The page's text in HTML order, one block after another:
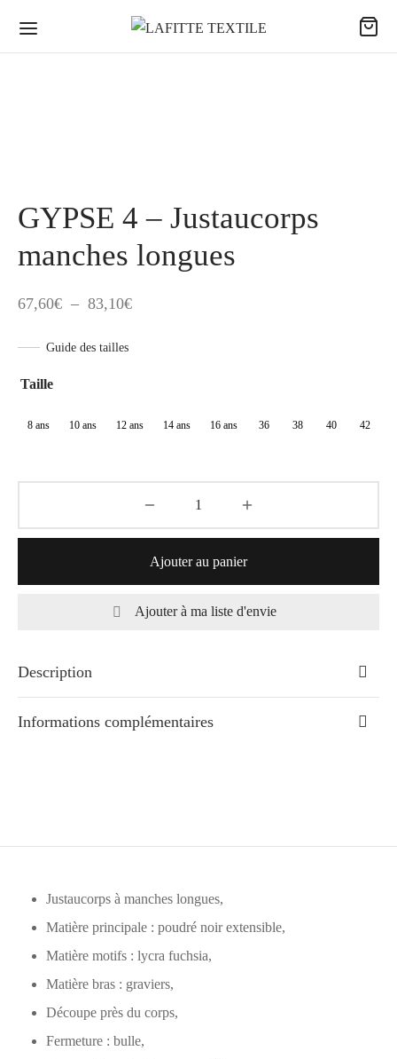
GYPSE 4 – Justaucorps
manches longues
67,60€ – 83,10€Plage
83,10€
Guide des tailles
Taille
8 ans 10 ans 12 ans 14 ans 16 ans 36 38 40 42
Ajouter au panier
Ajouter à ma liste d'envie
Description
Informations complémentaires
Justaucorps à manches longues,
Matière principale : poudré noir extensible,
Matière motifs : lycra fuchsia,
Matière bras : graviers,
Découpe près du corps,
Fermeture : bulle,